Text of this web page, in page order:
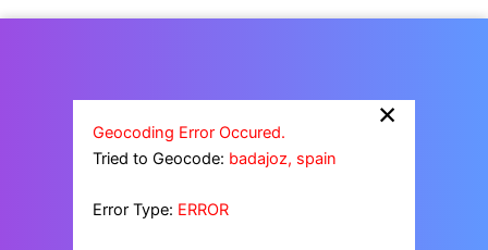
×
Geocoding Error Occured.
Tried to Geocode: badajoz, spain
Error Type: ERROR